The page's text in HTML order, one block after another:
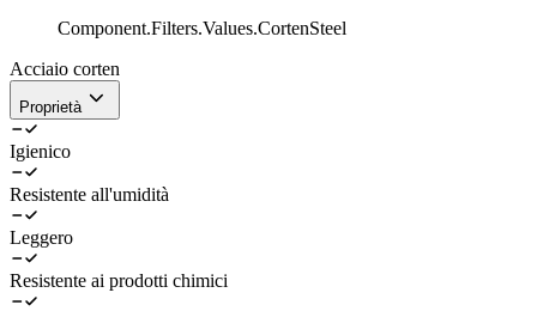
Component.Filters.Values.CortenSteel
Acciaio corten
Proprietà
Igienico
Resistente all'umidità
Leggero
Resistente ai prodotti chimici